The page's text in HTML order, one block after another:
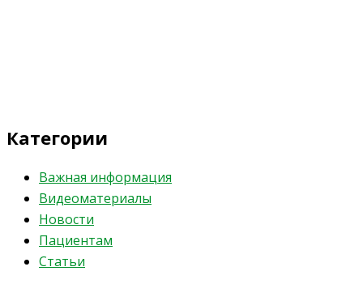
Категории
Важная информация
Видеоматериалы
Новости
Пациентам
Статьи